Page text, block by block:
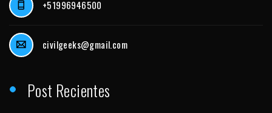
+51996946500
civilgeeks@gmail.com
Post Recientes